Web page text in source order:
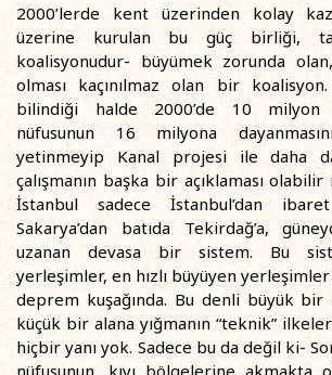
2000’lerde kent üzerinden kolay
üzerine kurulan bu güç birliği,
koalisyonudur- büyümek zorunda
olması kaçınılmaz olan bir
bilindiği halde 2000’de 10 milyon
nüfusunun 16 milyona
yetinmeyip Kanal projesi ile daha
çalışmanın başka bir açıklaması olabilir
İstanbul sadece İstanbul’dan
Sakarya’dan batıda Tekirdağ’a,
uzanan devasa bir sistem. Bu
yerleşimler, en hızlı büyüyen
deprem kuşağında. Bu denli büyük bir
küçük bir alana yığmanın “teknik”
hiçbir yanı yok. Sadece bu da değil ki-
nüfusunun, kıyı bölgelerine akmakta